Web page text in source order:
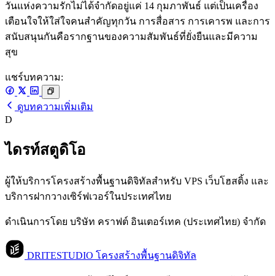
วันแห่งความรักไม่ได้จำกัดอยู่แค่ 14 กุมภาพันธ์ แต่เป็นเครื่อง
เตือนใจให้ใส่ใจคนสำคัญทุกวัน การสื่อสาร การเคารพ และการ
สนับสนุนกันคือรากฐานของความสัมพันธ์ที่ยั่งยืนและมีความ
สุข
แชร์บทความ:
ดูบทความเพิ่มเติม
D
ไดรท์สตูดิโอ
ผู้ให้บริการโครงสร้างพื้นฐานดิจิทัลสำหรับ VPS เว็บโฮสติ้ง และ
บริการฝากวางเซิร์ฟเวอร์ในประเทศไทย
ดำเนินการโดย บริษัท คราฟต์ อินเตอร์เทค (ประเทศไทย) จำกัด
DRITESTUDIO โครงสร้างพื้นฐานดิจิทัล